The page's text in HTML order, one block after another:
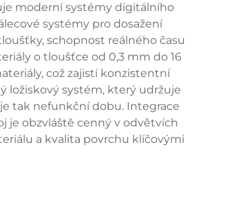
moderní systémy digitálního
systémy pro dosažení
schopnost reálného času
o tloušťce od 0,3 mm do 16
což zajistí konzistentní
ložiskový systém, který udržuje
tak nefunkční dobu. Integrace
je obzvláště cenný v odvětvích
a kvalita povrchu klíčovými